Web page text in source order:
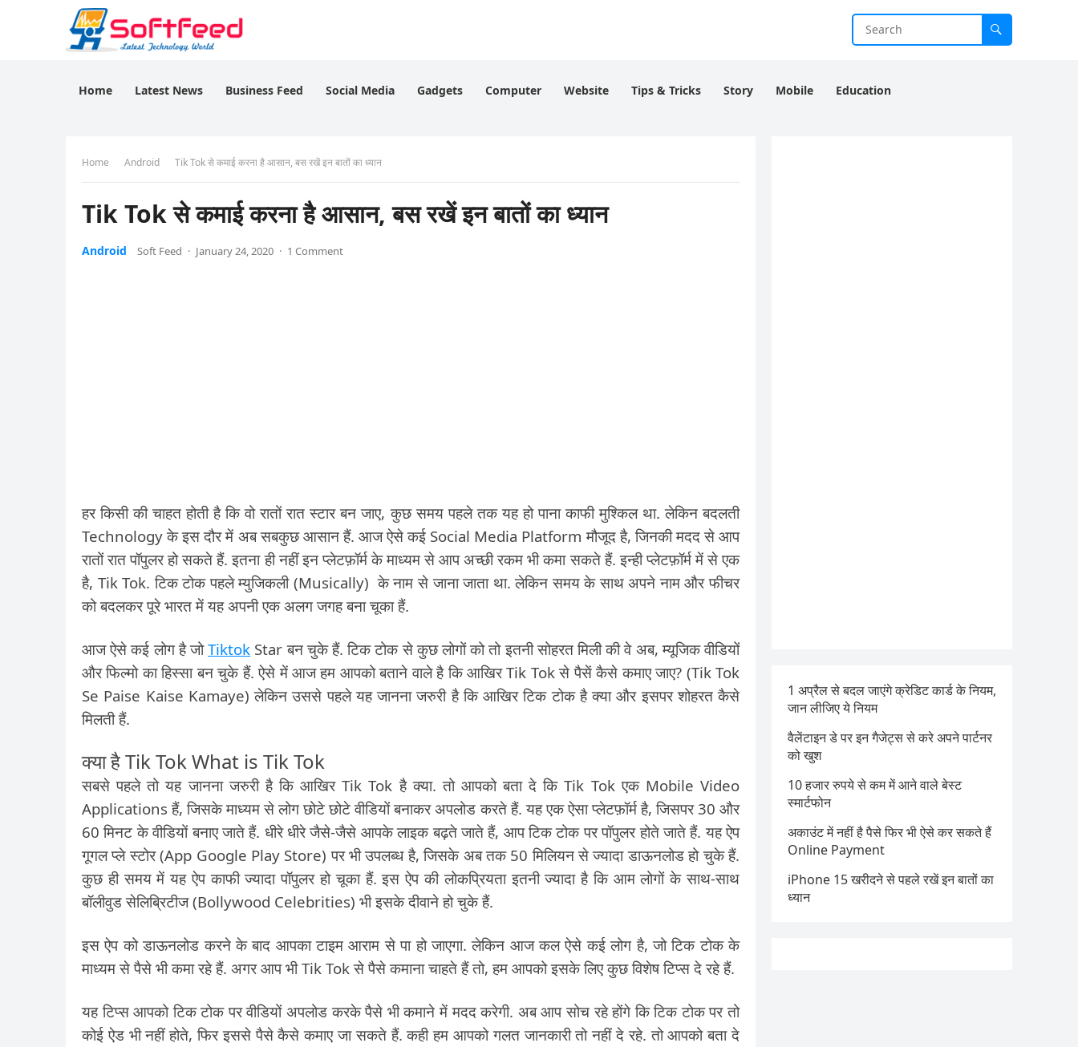
Home Latest News Business Feed Social Media Gadgets Computer Website Tips & Tricks Story Mobile Education
Home Android Tik Tok से कमाई करना है आसान, बस रखें इन बातों का ध्यान
Tik Tok से कमाई करना है आसान, बस रखें इन बातों का ध्यान
Android Soft Feed · January 24, 2020 · 1 Comment
हर किसी की चाहत होती है कि वो रातों रात स्टार बन जाए, कुछ समय पहले तक यह हो पाना काफी मुश्किल था. लेकिन बदलती
Technology के इस दौर में अब सबकुछ आसान हैं. आज ऐसे कई Social Media Platform मौजूद है, जिनकी मदद से आप
रातों रात पॉपुलर हो सकते हैं. इतना ही नहीं इन प्लेटफ़ॉर्म के माध्यम से आप अच्छी रकम भी कमा सकते हैं. इन्ही प्लेटफ़ॉर्म में से एक
है, Tik Tok. टिक टोक पहले म्युजिकली (Musically) के नाम से जाना जाता था. लेकिन समय के साथ अपने नाम और फीचर
को बदलकर पूरे भारत में यह अपनी एक अलग जगह बना चूका हैं.
आज ऐसे कई लोग है जोTiktok Star बन चुके हैं. टिक टोक से कुछ लोगों को तो इतनी सोहरत मिली की वे अब, म्यूजिक वीडियों
और फिल्मो का हिस्सा बन चुके हैं. ऐसे में आज हम आपको बताने वाले है कि आखिर Tik Tok से पैसें कैसे कमाए जाए? (Tik Tok
Se Paise Kaise Kamaye) लेकिन उससे पहले यह जानना जरुरी है कि आखिर टिक टोक है क्या और इसपर शोहरत कैसे
मिलती हैं.
क्या है Tik Tok What is Tik Tok
सबसे पहले तो यह जानना जरुरी है कि आखिर Tik Tok है क्या. तो आपको बता दे कि Tik Tok एक Mobile Video
Applications हैं, जिसके माध्यम से लोग छोटे छोटे वीडियों बनाकर अपलोड करते हैं. यह एक ऐसा प्लेटफ़ॉर्म है, जिसपर 30 और
60 मिनट के वीडियों बनाए जाते हैं. धीरे धीरे जैसे-जैसे आपके लाइक बढ़ते जाते हैं, आप टिक टोक पर पॉपुलर होते जाते हैं. यह ऐप
गूगल प्ले स्टोर (App Google Play Store) पर भी उपलब्ध है, जिसके अब तक 50 मिलियन से ज्यादा डाऊनलोड हो चुके हैं.
कुछ ही समय में यह ऐप काफी ज्यादा पॉपुलर हो चूका हैं. इस ऐप की लोकप्रियता इतनी ज्यादा है कि आम लोगों के साथ-साथ
बॉलीवुड सेलिब्रिटीज (Bollywood Celebrities) भी इसके दीवाने हो चुके हैं.
इस ऐप को डाऊनलोड करने के बाद आपका टाइम आराम से पा हो जाएगा. लेकिन आज कल ऐसे कई लोग है, जो टिक टोक के
माध्यम से पैसे भी कमा रहे हैं. अगर आप भी Tik Tok से पैसे कमाना चाहते हैं तो, हम आपको इसके लिए कुछ विशेष टिप्स दे रहे हैं.
यह टिप्स आपको टिक टोक पर वीडियों अपलोड करके पैसे भी कमाने में मदद करेगी. अब आप सोच रहे होंगे कि टिक टोक पर तो
कोई ऐड भी नहीं होते, फिर इससे पैसे कैसे कमाए जा सकते हैं. कही हम आपको गलत जानकारी तो नहीं दे रहे. तो आपको बता दे
1 अप्रैल से बदल जाएंगे क्रेडिट कार्ड के नियम,
जान लीजिए ये नियम
वैलेंटाइन डे पर इन गैजेट्स से करे अपने पार्टनर
को खुश
10 हजार रुपये से कम में आने वाले बेस्ट
स्मार्टफोन
अकाउंट में नहीं है पैसे फिर भी ऐसे कर सकते हैं
Online Payment
iPhone 15 खरीदने से पहले रखें इन बातों का
ध्यान